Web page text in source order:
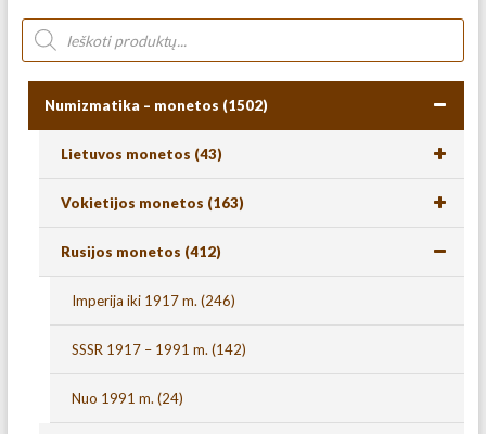
Numizmatika – monetos (1502)
Lietuvos monetos (43)
Vokietijos monetos (163)
Rusijos monetos (412)
Imperija iki 1917 m. (246)
SSSR 1917 – 1991 m. (142)
Nuo 1991 m. (24)